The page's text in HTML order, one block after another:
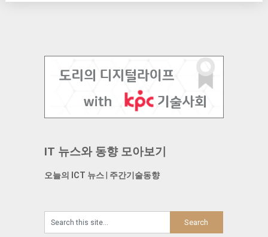
IT 뉴스와 동향 모아보기
오늘의 ICT 뉴스| 주간기술동향